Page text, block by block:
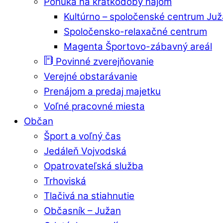
Kultúrno – spoločenské centrum
Spoločensko-relaxačné centrum
Magenta Športovo-zábavný areál
Povinné zverejňovanie
Verejné obstarávanie
Prenájom a predaj majetku
Voľné pracovné miesta
Občan
Šport a voľný čas
Jedáleň Vojvodská
Opatrovateľská služba
Trhoviská
Tlačivá na stiahnutie
Občasník – Južan